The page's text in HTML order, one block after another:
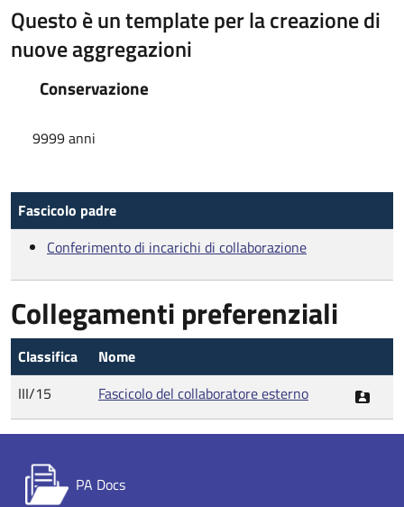
Questo è un template per la creazione di
nuove aggregazioni
Conservazione
9999 anni
Fascicolo padre
Conferimento di incarichi di collaborazione
Collegamenti preferenziali
Classifica
Nome
III/15
Fascicolo del collaboratore esterno
PA Docs